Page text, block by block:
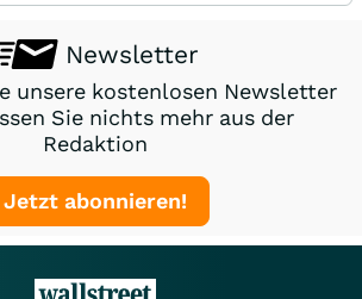
Newsletter
unsere kostenlosen Newsletter
Sie nichts mehr aus der
Redaktion
Jetzt abonnieren!